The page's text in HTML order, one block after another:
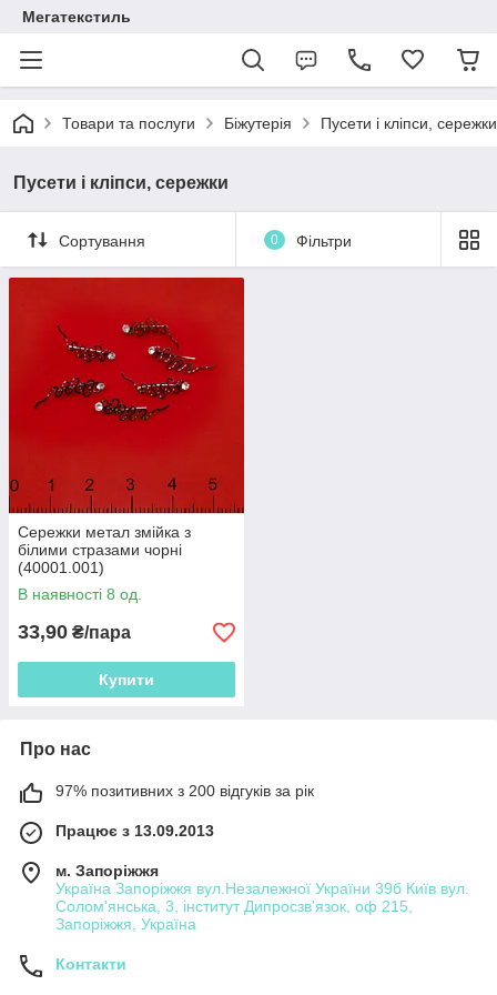
Мегатекстиль
Товари та послуги Біжутерія Пусети і кліпси, сережки
Пусети і кліпси, сережки
Сортування 0 Фільтри
Сережки метал змійка з
білими стразами чорні
(40001.001)
В наявності 8 од.
33,90 ₴/пара
Купити
Про нас
97% позитивних з 200 відгуків за рік
Працює з 13.09.2013
м. Запоріжжя
Україна Запоріжжя вул.Незалежної України 39б Київ вул.
Солом'янська, 3, інститут Дипросзв'язок, оф 215,
Запоріжжя, Україна
Контакти